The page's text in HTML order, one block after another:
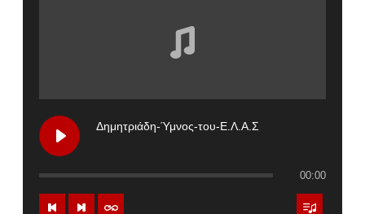
Δημητριάδη-Ύμνος-του-Ε.Λ.Α.Σ
00:00